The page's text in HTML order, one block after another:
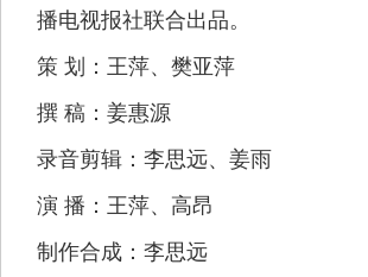
播电视报社联合出品。
策 划：王萍、樊亚萍
撰 稿：姜惠源
录音剪辑：李思远、姜雨
演 播：王萍、高昂
制作合成：李思远